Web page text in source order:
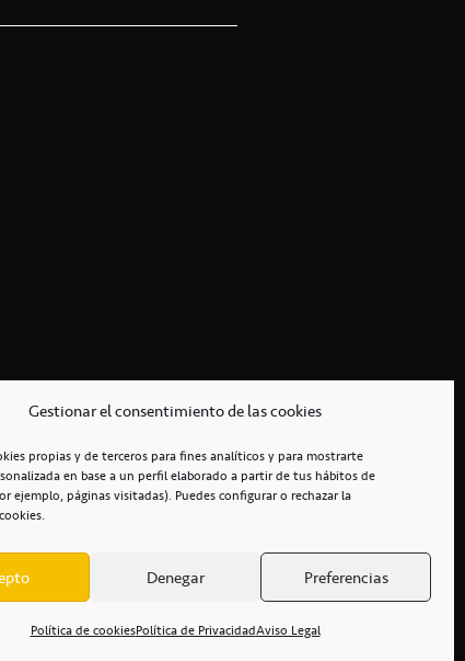
Gestionar el consentimiento de las cookies
propias y de terceros para fines analíticos y para mostrarte
en base a un perfil elaborado a partir de tus hábitos de
ejemplo, páginas visitadas). Puedes configurar o rechazar la
Denegar Preferencias
Política de cookiesPolítica de PrivacidadAviso Legal
/ ACCESIBILIDAD